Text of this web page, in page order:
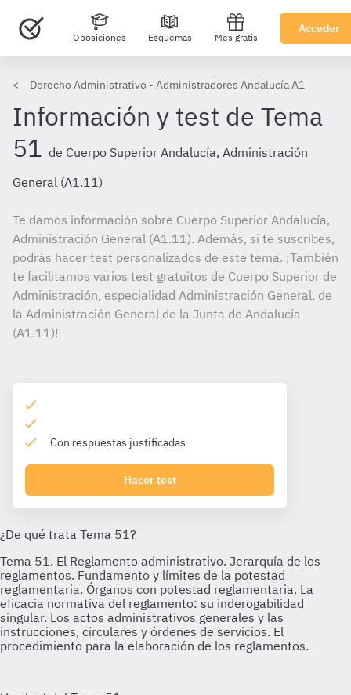
Oposiciones Esquemas Mes gratis
Acceder
Derecho Administrativo - Administradores Andalucía A1
Información y test de Tema
51 de Cuerpo Superior Andalucía, Administración
General (A1.11)
Te damos información sobre Cuerpo Superior Andalucía,
Administración General (A1.11). Además, si te suscribes,
podrás hacer test personalizados de este tema. ¡También
te facilitamos varios test gratuitos de Cuerpo Superior de
Administración, especialidad Administración General, de
la Administración General de la Junta de Andalucía
(A1.11)!
Con respuestas justificadas
Hacer test